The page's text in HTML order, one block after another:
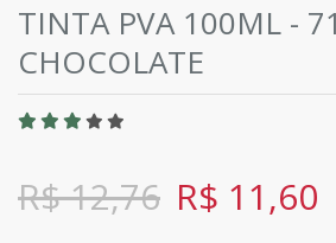
TINTA PVA 100ML -
CHOCOLATE
R$ 12,76 R$ 11,60